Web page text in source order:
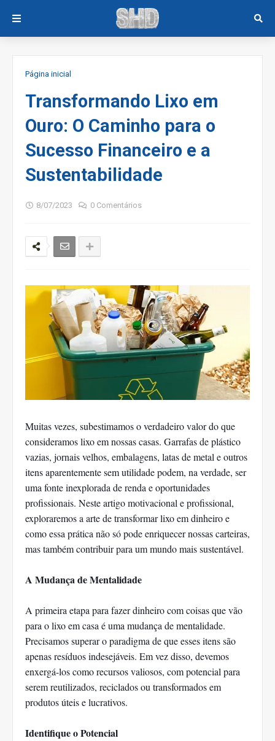
Página inicial
Transformando Lixo em
Ouro: O Caminho para o
Sucesso Financeiro e a
Sustentabilidade
8/07/2023 0 Comentários
Muitas vezes, subestimamos o verdadeiro valor do que
consideramos lixo em nossas casas. Garrafas de plástico
vazias, jornais velhos, embalagens, latas de metal e outros
itens aparentemente sem utilidade podem, na verdade, ser
uma fonte inexplorada de renda e oportunidades
profissionais. Neste artigo motivacional e profissional,
exploraremos a arte de transformar lixo em dinheiro e
como essa prática não só pode enriquecer nossas carteiras,
mas também contribuir para um mundo mais sustentável.
A Mudança de Mentalidade
A primeira etapa para fazer dinheiro com coisas que vão
para o lixo em casa é uma mudança de mentalidade.
Precisamos superar o paradigma de que esses itens são
apenas resíduos indesejáveis. Em vez disso, devemos
enxergá-los como recursos valiosos, com potencial para
serem reutilizados, reciclados ou transformados em
produtos úteis e lucrativos.
Identifique o Potencial